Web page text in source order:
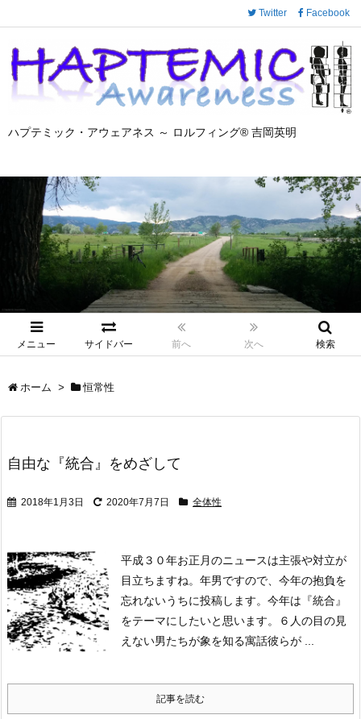
ハプテミック・アウェアネス ～ ロルフィング® 吉岡英明
メニュー サイドバー 前へ 次へ 検索
Twitter Facebook
ホーム > 恒常性
自由な『統合』をめざして
2018年1月3日 2020年7月7日 全体性
平成３０年お正月のニュースは主張や対立が
目立ちますね。 年男ですので、今年の抱負を
忘れないうちに投稿します。 今年は『統合』
をテーマにしたいと思います。
６人の目の見
えない男たちが象を知る寓話彼らが ...
記事を読む